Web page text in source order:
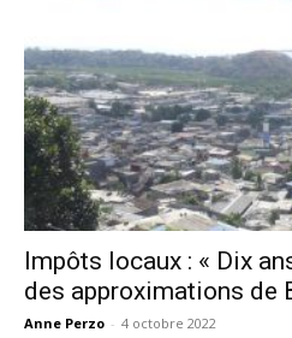
Impôts locaux : « Dix
des approximations de
Anne Perzo - 4 octobre 2022